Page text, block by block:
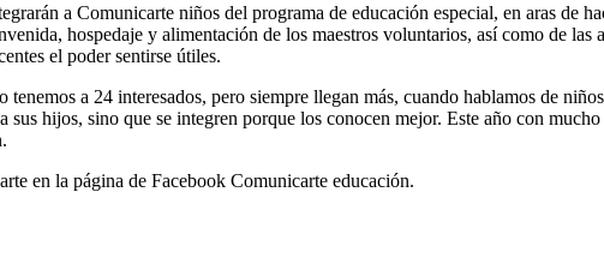
a Comunicarte niños del programa de educación especial, en aras de
hospedaje y alimentación de los maestros voluntarios, así como de
el poder sentirse útiles.
a 24 interesados, pero siempre llegan más, cuando hablamos de
sus hijos, sino que se integren porque los conocen mejor. Este año con
en la página de Facebook Comunicarte educación.